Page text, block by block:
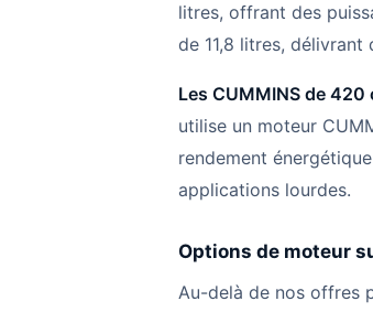
litres, offrant des
de 11,8 litres,
Les CUMMINS de
utilise un moteur
rendement
applications lourdes.
Options de moteur
Au-delà de nos offres